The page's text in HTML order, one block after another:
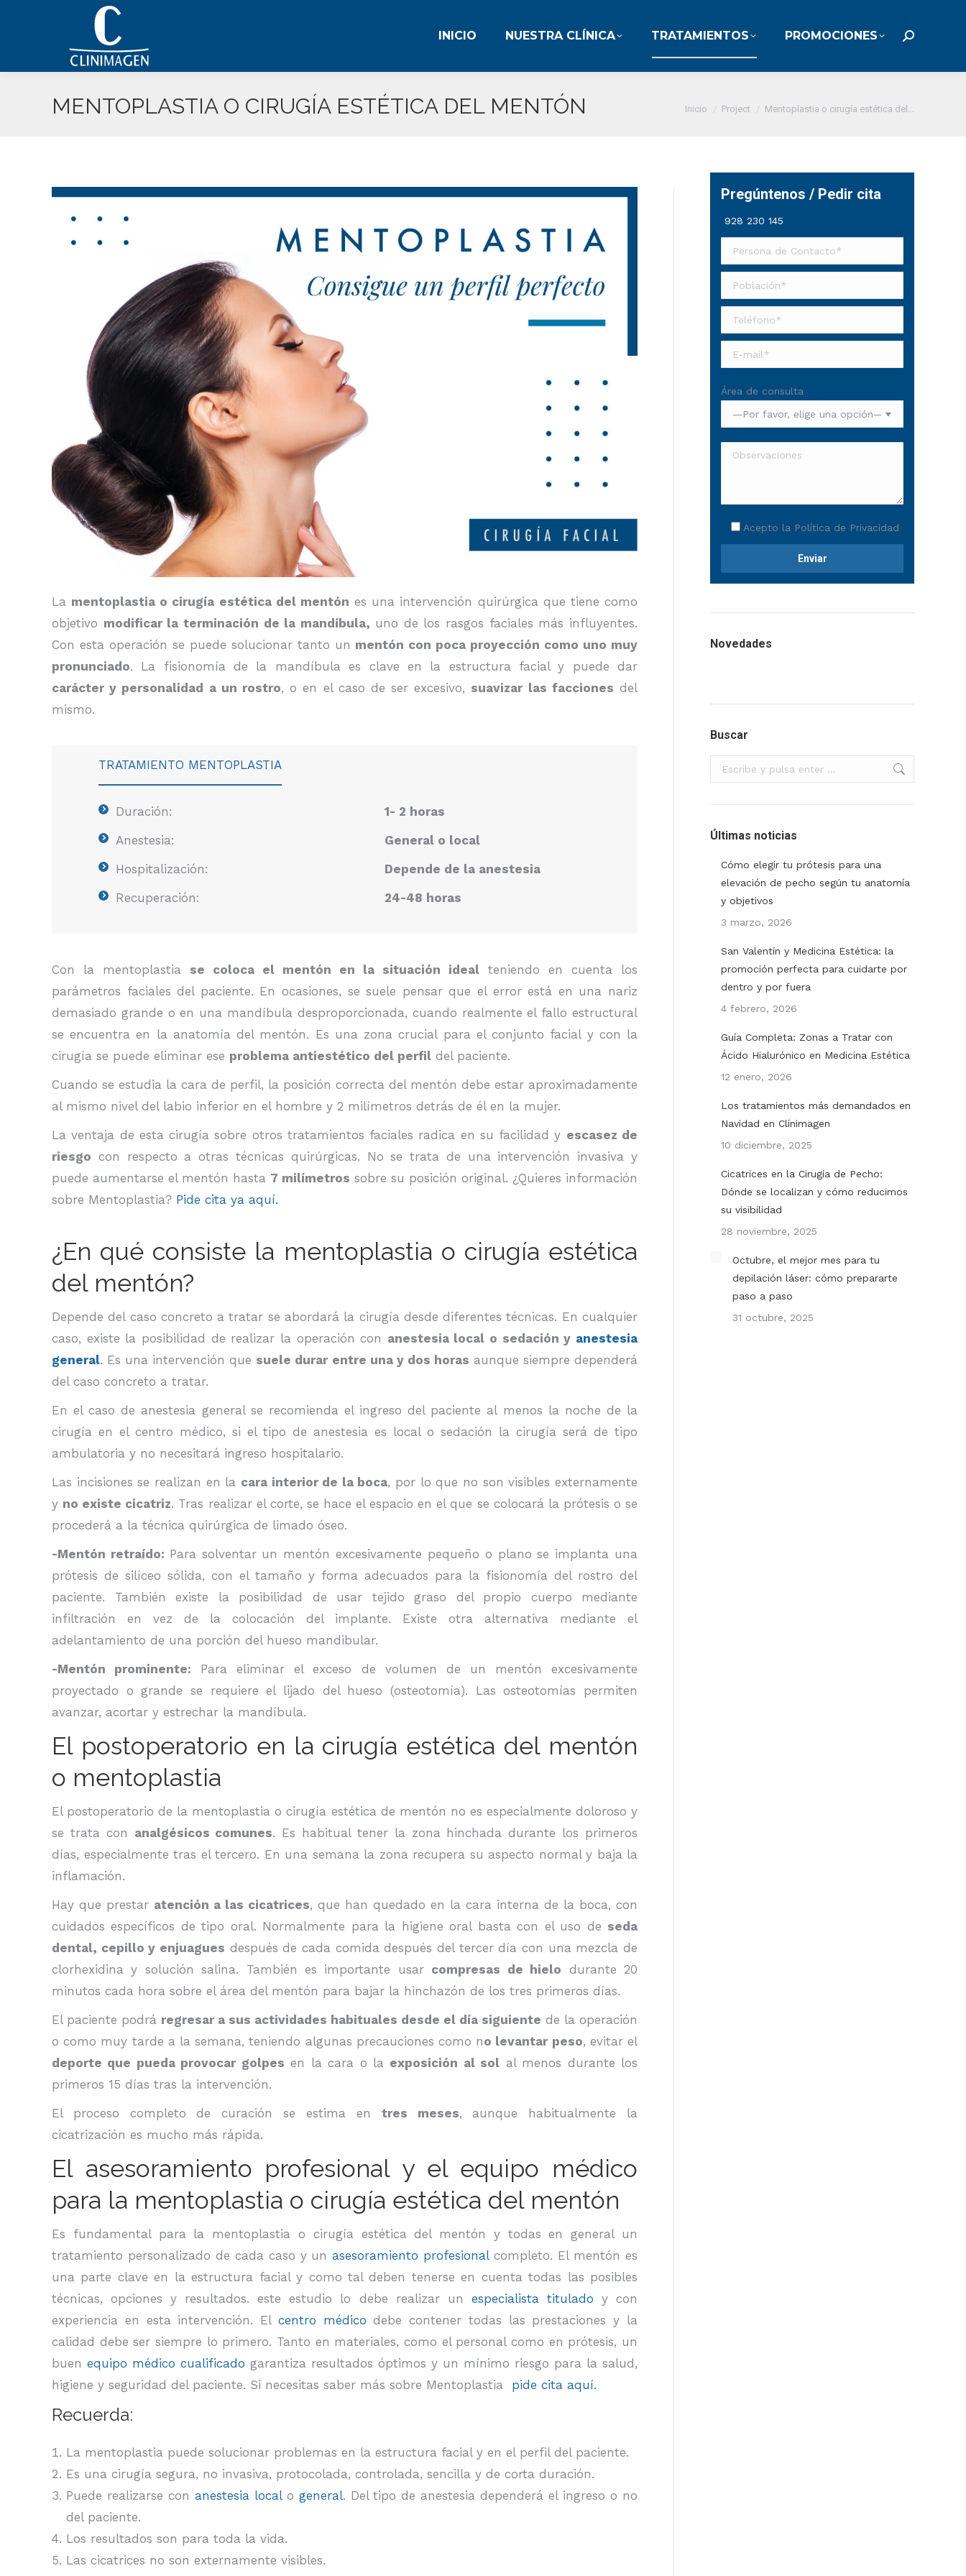
INICIO NUESTRA CLÍNICA TRATAMIENTOS PROMOCIONES Buscar:
MENTOPLASTIA O CIRUGÍA ESTÉTICA DEL MENTÓN Estás aquí:
Inicio Project Mentoplastia o cirugía estética del…
La mentoplastia o cirugía estética del mentón es una intervención quirúrgica que tiene como
objetivo modificar la terminación de la mandíbula, uno de los rasgos faciales más influyentes.
Con esta operación se puede solucionar tanto un mentón con poca proyección como uno muy
pronunciado. La fisionomía de la mandíbula es clave en la estructura facial y puede dar
carácter y personalidad a un rostro, o en el caso de ser excesivo, suavizar las facciones del
mismo.
TRATAMIENTO MENTOPLASTIA
Duración:
Anestesia:
Hospitalización:
Recuperación:
1- 2 horas
General o local
Depende de la anestesia
24-48 horas
Con la mentoplastia se coloca el mentón en la situación ideal teniendo en cuenta los
parámetros faciales del paciente. En ocasiones, se suele pensar que el error está en una nariz
demasiado grande o en una mandíbula desproporcionada, cuando realmente el fallo estructural
se encuentra en la anatomía del mentón. Es una zona crucial para el conjunto facial y con la
cirugía se puede eliminar ese problema antiestético del perfil del paciente.
Cuando se estudia la cara de perfil, la posición correcta del mentón debe estar aproximadamente
al mismo nivel del labio inferior en el hombre y 2 milímetros detrás de él en la mujer.
La ventaja de esta cirugía sobre otros tratamientos faciales radica en su facilidad y escasez de
riesgo con respecto a otras técnicas quirúrgicas. No se trata de una intervención invasiva y
puede aumentarse el mentón hasta 7 milímetros sobre su posición original. ¿Quieres información
sobre Mentoplastia? Pide cita ya aquí.
¿En qué consiste la mentoplastia o cirugía estética
del mentón?
Depende del caso concreto a tratar se abordará la cirugía desde diferentes técnicas. En cualquier
caso, existe la posibilidad de realizar la operación con anestesia local o sedación y anestesia
general. Es una intervención que suele durar entre una y dos horas aunque siempre dependerá
del caso concreto a tratar.
En el caso de anestesia general se recomienda el ingreso del paciente al menos la noche de la
cirugía en el centro médico, si el tipo de anestesia es local o sedación la cirugía será de tipo
ambulatoria y no necesitará ingreso hospitalario.
Las incisiones se realizan en la cara interior de la boca, por lo que no son visibles externamente
y no existe cicatriz. Tras realizar el corte, se hace el espacio en el que se colocará la prótesis o se
procederá a la técnica quirúrgica de limado óseo.
-Mentón retraído: Para solventar un mentón excesivamente pequeño o plano se implanta una
prótesis de silíceo sólida, con el tamaño y forma adecuados para la fisionomía del rostro del
paciente. También existe la posibilidad de usar tejido graso del propio cuerpo mediante
infiltración en vez de la colocación del implante. Existe otra alternativa mediante el
adelantamiento de una porción del hueso mandibular.
-Mentón prominente: Para eliminar el exceso de volumen de un mentón excesivamente
proyectado o grande se requiere el lijado del hueso (osteotomía). Las osteotomías permiten
avanzar, acortar y estrechar la mandíbula.
El postoperatorio en la cirugía estética del mentón
o mentoplastia
El postoperatorio de la mentoplastia o cirugía estética de mentón no es especialmente doloroso y
se trata con analgésicos comunes. Es habitual tener la zona hinchada durante los primeros
días, especialmente tras el tercero. En una semana la zona recupera su aspecto normal y baja la
inflamación.
Hay que prestar atención a las cicatrices, que han quedado en la cara interna de la boca, con
cuidados específicos de tipo oral. Normalmente para la higiene oral basta con el uso de seda
dental, cepillo y enjuagues después de cada comida después del tercer día con una mezcla de
clorhexidina y solución salina. También es importante usar compresas de hielo durante 20
minutos cada hora sobre el área del mentón para bajar la hinchazón de los tres primeros días.
El paciente podrá regresar a sus actividades habituales desde el día siguiente de la operación
o como muy tarde a la semana, teniendo algunas precauciones como no levantar peso, evitar el
deporte que pueda provocar golpes en la cara o la exposición al sol al menos durante los
primeros 15 días tras la intervención.
El proceso completo de curación se estima en tres meses, aunque habitualmente la
cicatrización es mucho más rápida.
El asesoramiento profesional y el equipo médico
para la mentoplastia o cirugía estética del mentón
Es fundamental para la mentoplastia o cirugía estética del mentón y todas en general un
tratamiento personalizado de cada caso y unasesoramiento profesionalcompleto. El mentón es
una parte clave en la estructura facial y como tal deben tenerse en cuenta todas las posibles
técnicas, opciones y resultados. este estudio lo debe realizar un especialista titulado y con
experiencia en esta intervención. El centro médico debe contener todas las prestaciones y la
calidad debe ser siempre lo primero. Tanto en materiales, como el personal como en prótesis, un
buen equipo médico cualificado garantiza resultados óptimos y un mínimo riesgo para la salud,
higiene y seguridad del paciente. Si necesitas saber más sobre Mentoplastia pide cita aquí.
Recuerda:
La mentoplastia puede solucionar problemas en la estructura facial y en el perfil del paciente.
Es una cirugía segura, no invasiva, protocolada, controlada, sencilla y de corta duración.
Puede realizarse con anestesia localo general. Del tipo de anestesia dependerá el ingreso o no
del paciente.
Los resultados son para toda la vida.
Las cicatrices no son externamente visibles.
Pregúntenos / Pedir cita
928 230 145
Área de consulta
Acepto la Política de Privacidad
Novedades
Buscar
Buscar:
Últimas noticias
Cómo elegir tu prótesis para una
elevación de pecho según tu anatomía
y objetivos
3 marzo, 2026
San Valentín y Medicina Estética: la
promoción perfecta para cuidarte por
dentro y por fuera
4 febrero, 2026
Guía Completa: Zonas a Tratar con
Ácido Hialurónico en Medicina Estética
12 enero, 2026
Los tratamientos más demandados en
Navidad en Clínimagen
10 diciembre, 2025
Cicatrices en la Cirugía de Pecho:
Dónde se localizan y cómo reducimos
su visibilidad
28 noviembre, 2025
Octubre, el mejor mes para tu
depilación láser: cómo prepararte
paso a paso
31 octubre, 2025
INICIO NUESTRA CLÍNICA TRATAMIENTOS PROMOCIONES Buscar: